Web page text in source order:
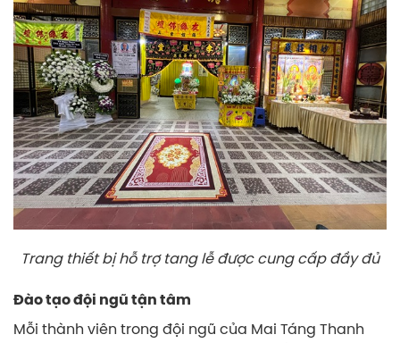
Trang thiết bị hỗ trợ tang lễ được cung cấp đầy đủ
Đào tạo đội ngũ tận tâm
Mỗi thành viên trong đội ngũ của Mai Táng Thanh